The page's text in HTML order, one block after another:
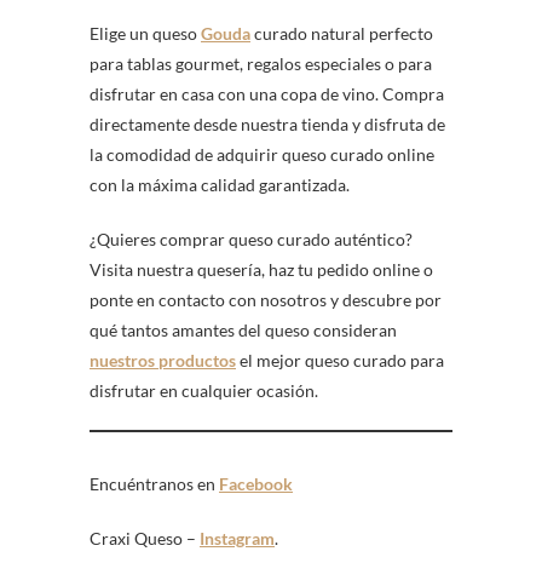
Elige un quesoGoudacurado natural perfecto
para tablas gourmet, regalos especiales o para
disfrutar en casa con una copa de vino. Compra
directamente desde nuestra tienda y disfruta de
la comodidad de adquirir queso curado online
con la máxima calidad garantizada.
¿Quieres comprar queso curado auténtico?
Visita nuestra quesería, haz tu pedido online o
ponte en contacto con nosotros y descubre por
qué tantos amantes del queso consideran
nuestros productosel mejor queso curado para
disfrutar en cualquier ocasión.
Encuéntranos en Facebook
Craxi Queso – Instagram.